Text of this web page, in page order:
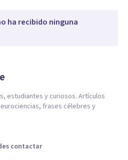
ha recibido ninguna
estudiantes y curiosos. Artículos
frases célebres y
contactar